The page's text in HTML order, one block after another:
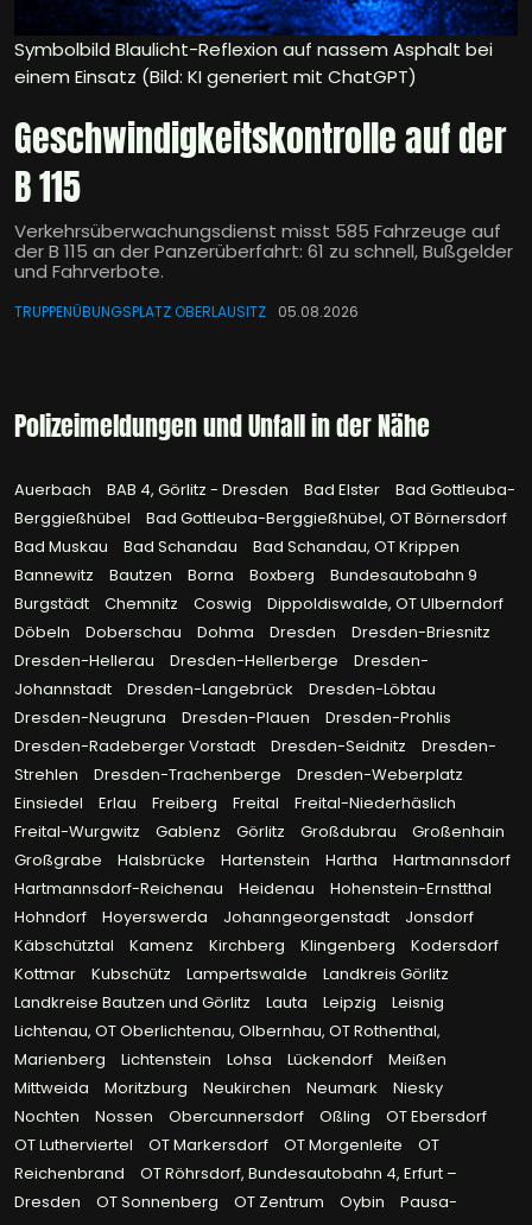
Symbolbild Blaulicht-Reflexion auf nassem Asphalt bei
einem Einsatz (Bild: KI generiert mit ChatGPT)
Geschwindigkeitskontrolle auf der
B 115
Verkehrsüberwachungsdienst misst 585 Fahrzeuge auf
der B 115 an der Panzerüberfahrt: 61 zu schnell, Bußgelder
und Fahrverbote.
TRUPPENÜBUNGSPLATZ OBERLAUSITZ 05.08.2026
Polizeimeldungen und Unfall in der Nähe
Auerbach BAB 4, Görlitz - Dresden Bad Elster
Bad Gottleuba-
Berggießhübel
Bad Gottleuba-Berggießhübel, OT Börnersdorf
Bad Muskau
Bad Schandau
Bad Schandau, OT Krippen
Bannewitz
Bautzen Borna Boxberg
Bundesautobahn 9
Burgstädt
Chemnitz Coswig
Dippoldiswalde, OT Ulberndorf
Döbeln
Doberschau Dohma Dresden
Dresden-Briesnitz
Dresden-Hellerau
Dresden-Hellerberge
Dresden-
Johannstadt
Dresden-Langebrück
Dresden-Löbtau
Dresden-Neugruna
Dresden-Plauen
Dresden-Prohlis
Dresden-Radeberger Vorstadt
Dresden-Seidnitz
Dresden-
Strehlen
Dresden-Trachenberge
Dresden-Weberplatz
Einsiedel
Erlau Freiberg Freital
Freital-Niederhäslich
Freital-Wurgwitz
Gablenz Görlitz Großdubrau
Großenhain
Großgrabe
Halsbrücke Hartenstein Hartha
Hartmannsdorf
Hartmannsdorf-Reichenau
Heidenau
Hohenstein-Ernstthal
Hohndorf
Hoyerswerda Johanngeorgenstadt
Jonsdorf
Käbschütztal
Kamenz Kirchberg Klingenberg
Kodersdorf
Kottmar
Kubschütz Lampertswalde
Landkreis Görlitz
Landkreise Bautzen und Görlitz
Lauta Leipzig
Leisnig
Lichtenau, OT Oberlichtenau, Olbernhau, OT Rothenthal,
Marienberg
Lichtenstein Lohsa Lückendorf
Meißen
Mittweida
Moritzburg Neukirchen Neumark
Niesky
Nochten
Nossen Obercunnersdorf Oßling
OT Ebersdorf
OT Lutherviertel
OT Markersdorf OT Morgenleite
OT
Reichenbrand
OT Röhrsdorf, Bundesautobahn 4, Erfurt –
Dresden
OT Sonnenberg OT Zentrum Oybin
Pausa-